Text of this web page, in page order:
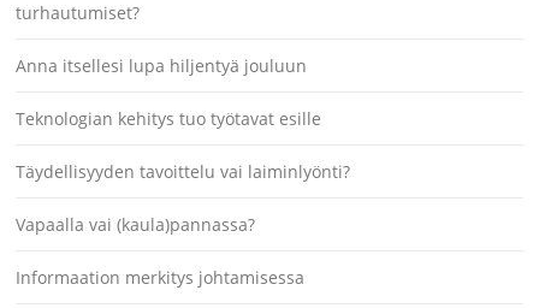
turhautumiset?
Anna itsellesi lupa hiljentyä jouluun
Teknologian kehitys tuo työtavat esille
Täydellisyyden tavoittelu vai laiminlyönti?
Vapaalla vai (kaula)pannassa?
Informaation merkitys johtamisessa